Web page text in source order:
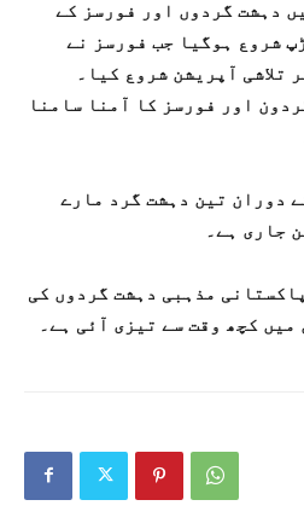
دہشت گردوں اور فورسز کے
شروع ہوگیا جب فورسز نے
تلاشی آپریشن شروع کیا۔
اور فورسز کا آمنا سامنا
دوران تین دہشت گرد مارے
جاری ہے۔
مذہبی دہشت گردوں کی
کچھ وقت سے تیزی آئی ہے۔